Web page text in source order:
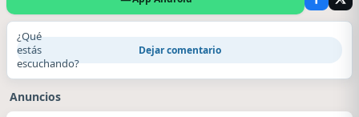
¿Qué
estás
escuchando?
Dejar comentario
Anuncios